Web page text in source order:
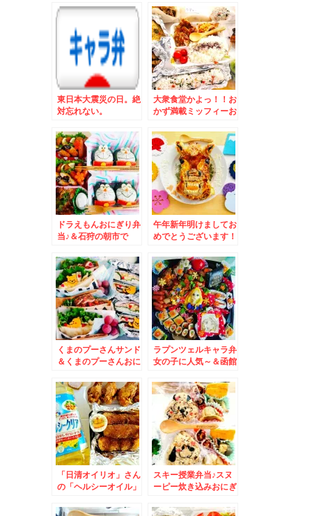
ぐり」さんのちくわパ
ーツ札幌店」さんの
「とちあいか」苺３パ
ック１０００円～(*
´▽｀*)
東日本大震災の日。絶
対忘れない。
大衆食堂かよっ！！お
かず満載ミッフィーお
んの「酢豚」「塩ラー
メン」「半チャーハ
ン」
ドラえもんおにぎり弁
当♪＆石狩の朝市で
べまくる～～～(*´艸
`*)
午年新年明けましてお
めでとうございます！
レシピ付き
くまのプーさんサンド
＆くまのプーさんおに
ラプンツェルキャラ弁
女の子に人気～＆函館
ッキーピエロ」さんの
「チャイニーズチキン
バーガー」食べたら病
みつきよ～
「日清オイリオ」さん
の「ヘルシーオイル」
好評「ホルモン揚げ」
スキー授業弁当♪スヌ
ーピー炊き込みおにぎ
亭本店」さんの「おに